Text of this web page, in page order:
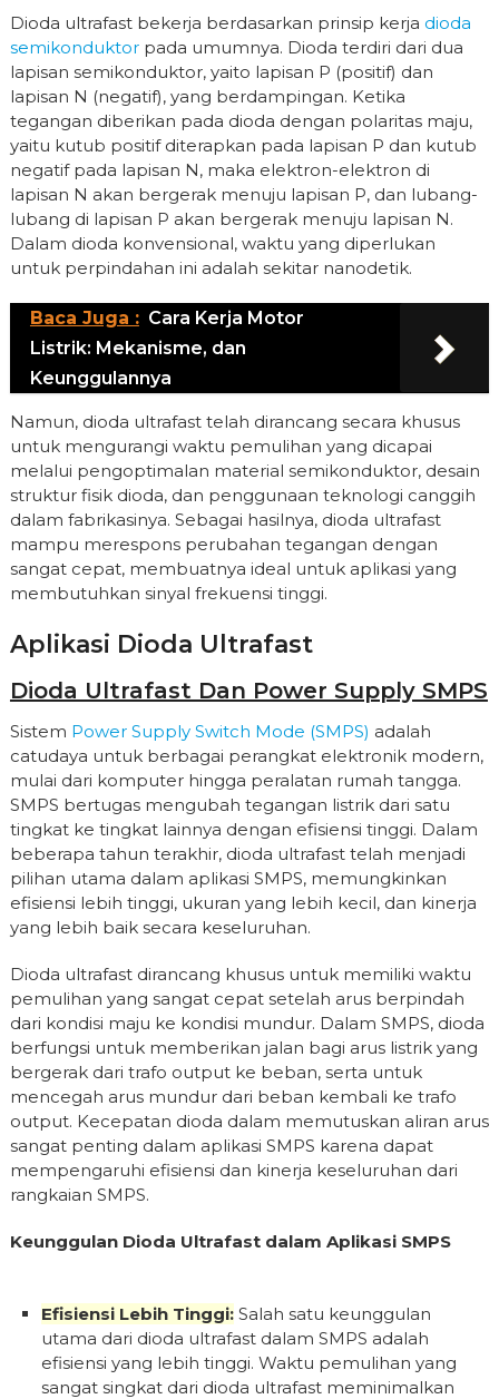
Dioda ultrafast bekerja berdasarkan prinsip kerja dioda
semikonduktorpada umumnya. Dioda terdiri dari dua
lapisan semikonduktor, yaito lapisan P (positif) dan
lapisan N (negatif), yang berdampingan. Ketika
tegangan diberikan pada dioda dengan polaritas maju,
yaitu kutub positif diterapkan pada lapisan P dan kutub
negatif pada lapisan N, maka elektron-elektron di
lapisan N akan bergerak menuju lapisan P, dan lubang-
lubang di lapisan P akan bergerak menuju lapisan N.
Dalam dioda konvensional, waktu yang diperlukan
untuk perpindahan ini adalah sekitar nanodetik.
Baca Juga : Cara Kerja Motor
Listrik: Mekanisme, dan
Keunggulannya
Namun, dioda ultrafast telah dirancang secara khusus
untuk mengurangi waktu pemulihan yang dicapai
melalui pengoptimalan material semikonduktor, desain
struktur fisik dioda, dan penggunaan teknologi canggih
dalam fabrikasinya. Sebagai hasilnya, dioda ultrafast
mampu merespons perubahan tegangan dengan
sangat cepat, membuatnya ideal untuk aplikasi yang
membutuhkan sinyal frekuensi tinggi.
Aplikasi Dioda Ultrafast
Dioda Ultrafast Dan Power Supply SMPS
Sistem Power Supply Switch Mode (SMPS) adalah
catudaya untuk berbagai perangkat elektronik modern,
mulai dari komputer hingga peralatan rumah tangga.
SMPS bertugas mengubah tegangan listrik dari satu
tingkat ke tingkat lainnya dengan efisiensi tinggi. Dalam
beberapa tahun terakhir, dioda ultrafast telah menjadi
pilihan utama dalam aplikasi SMPS, memungkinkan
efisiensi lebih tinggi, ukuran yang lebih kecil, dan kinerja
yang lebih baik secara keseluruhan.
Dioda ultrafast dirancang khusus untuk memiliki waktu
pemulihan yang sangat cepat setelah arus berpindah
dari kondisi maju ke kondisi mundur. Dalam SMPS, dioda
berfungsi untuk memberikan jalan bagi arus listrik yang
bergerak dari trafo output ke beban, serta untuk
mencegah arus mundur dari beban kembali ke trafo
output. Kecepatan dioda dalam memutuskan aliran arus
sangat penting dalam aplikasi SMPS karena dapat
mempengaruhi efisiensi dan kinerja keseluruhan dari
rangkaian SMPS.
Keunggulan Dioda Ultrafast dalam Aplikasi SMPS
Efisiensi Lebih Tinggi: Salah satu keunggulan
utama dari dioda ultrafast dalam SMPS adalah
efisiensi yang lebih tinggi. Waktu pemulihan yang
sangat singkat dari dioda ultrafast meminimalkan